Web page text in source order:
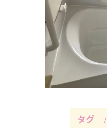
タグ